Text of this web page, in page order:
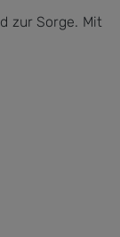
zur Sorge. Mit